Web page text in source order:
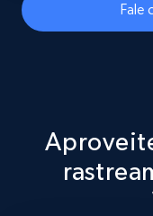
URL, Product id,
eBay - Collect
Fale